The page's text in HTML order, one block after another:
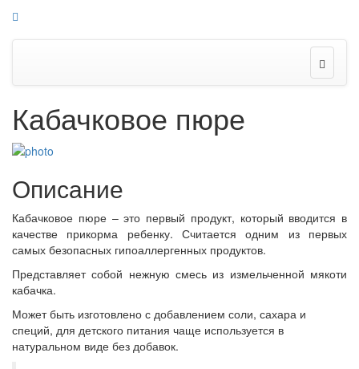
Кабачковое пюре
Описание
Кабачковое пюре – это первый продукт, который вводится в
качестве прикорма ребенку. Считается одним из первых
самых безопасных гипоаллергенных продуктов.
Представляет собой нежную смесь из измельченной мякоти
кабачка.
Может быть изготовлено с добавлением соли, сахара и
специй, для детского питания чаще используется в
натуральном виде без добавок.